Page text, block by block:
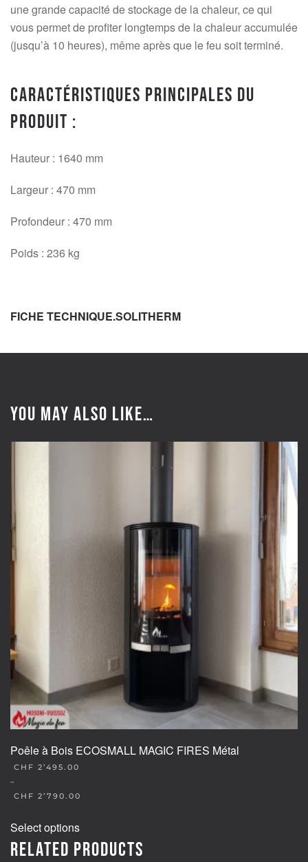
une grande capacité de stockage de la chaleur, ce qui
vous permet de profiter longtemps de la chaleur accumulée
(jusqu’à 10 heures), même après que le feu soit terminé.
Caractéristiques principales du
produit :
Hauteur : 1640 mm
Largeur : 470 mm
Profondeur : 470 mm
Poids : 236 kg
FICHE TECHNIQUE.SOLITHERM
You may also like…
Poêle à Bois ECOSMALL MAGIC FIRES Métal
CHF 2’495.00
–
CHF 2’790.00
Select optionsproduct
has
Related products